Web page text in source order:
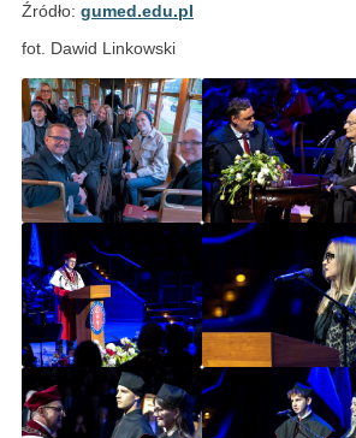
Źródło: gumed.edu.pl
fot. Dawid Linkowski